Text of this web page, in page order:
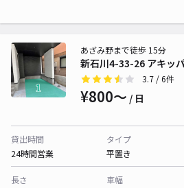
新石川4-33-26 アキッ
あざみ野まで徒歩 15分
3.7 / 6件
¥800〜 / 日
貸出時間
24時間営業
タイプ
平置き
長さ
車幅